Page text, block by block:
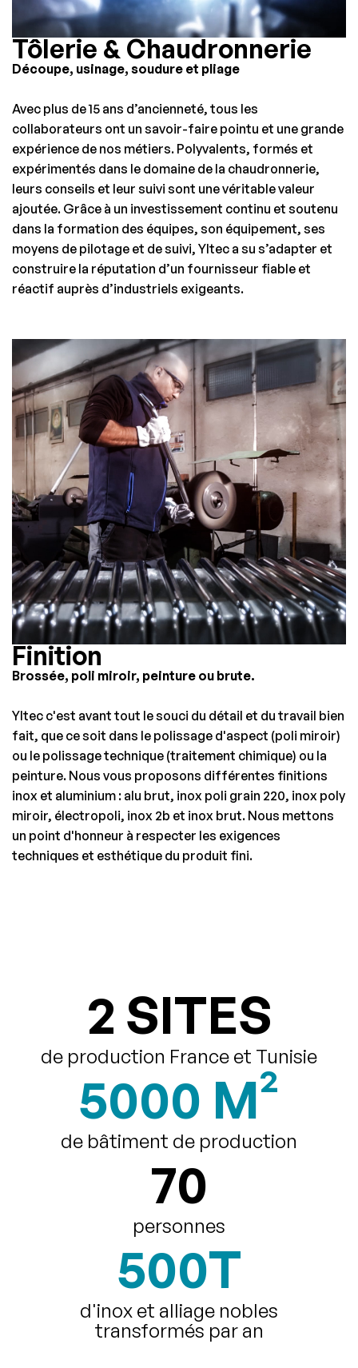
Tôlerie & Chaudronnerie
Découpe, usinage, soudure et pliage
Avec plus de 15 ans d’ancienneté, tous les
collaborateurs ont un savoir-faire pointu et une grande
expérience de nos métiers. Polyvalents, formés et
expérimentés dans le domaine de la chaudronnerie,
leurs conseils et leur suivi sont une véritable valeur
ajoutée. Grâce à un investissement continu et soutenu
dans la formation des équipes, son équipement, ses
moyens de pilotage et de suivi, Yltec a su s’adapter et
construire la réputation d’un fournisseur fiable et
réactif auprès d’industriels exigeants.
Finition
Brossée, poli miroir, peinture ou brute.
Yltec c'est avant tout le souci du détail et du travail bien
fait, que ce soit dans le polissage d'aspect (poli miroir)
ou le polissage technique (traitement chimique) ou la
peinture. Nous vous proposons différentes finitions
inox et aluminium : alu brut, inox poli grain 220, inox poly
miroir, électropoli, inox 2b et inox brut. Nous mettons
un point d'honneur à respecter les exigences
techniques et esthétique du produit fini.
2 SITES
de production France et Tunisie
5000 M²
de bâtiment de production
70
personnes
500T
d'inox et alliage nobles
transformés par an